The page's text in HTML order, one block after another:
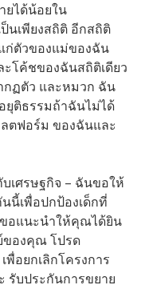
ยได้น้อยใน
นเพียงสถิติ อีกสถิติ
ก่ตัวของแม่ของฉัน
โค้ชของฉันสถิติเดียว
กฏตัว และหมวก ฉัน
ยุติธรรมถ้าฉันไม่ได้
ตฟอร์ม ของฉันและ
เศรษฐกิจ – ฉันขอให้
นี้เพื่อปกป้องเด็กที่
อแนะนำให้คุณได้ยิน
องคุณ โปรด
อยกเลิกโครงการ
รับประกันการขยาย